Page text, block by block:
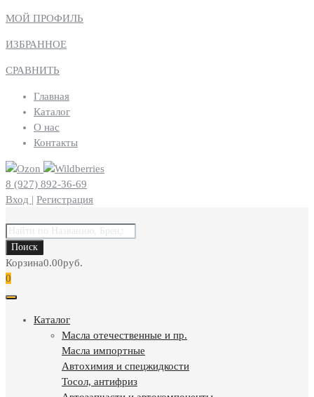
МОЙ ПРОФИЛЬ
ИЗБРАННОЕ
СРАВНИТЬ
Главная
Каталог
О нас
Контакты
8 (927) 892-36-69
Вход | Регистрация
Поиск
товаров
Поиск
Корзина0.00руб.
0
Каталог
Масла отечественные и пр.
Масла импортные
Автохимия и спецжидкости
Тосол, антифриз